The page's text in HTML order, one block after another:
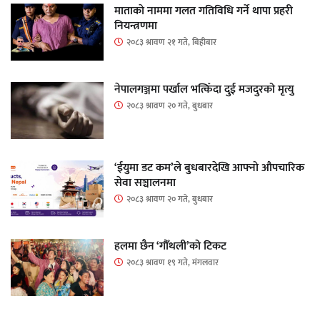
माताकाे नाममा गलत गतिविधि गर्ने थापा प्रहरी
नियन्त्रणमा
२०८३ श्रावण २१ गते, बिहीबार
नेपालगञ्जमा पर्खाल भत्किँदा दुई मजदुरको मृत्यु
२०८३ श्रावण २० गते, बुधबार
‘ईयुमा डट कम’ले बुधबारदेखि आफ्नो औपचारिक
सेवा सञ्चालनमा
२०८३ श्रावण २० गते, बुधबार
हलमा छैन ‘गौँथली’को टिकट
२०८३ श्रावण १९ गते, मंगलवार